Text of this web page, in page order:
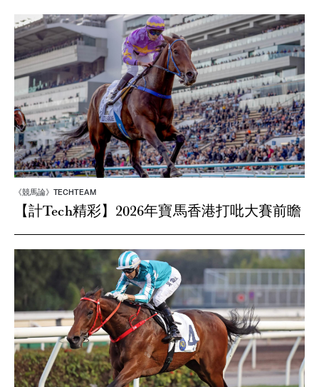
《競馬論》TECHTEAM
【計Tech精彩】2026年寶馬香港打吡大賽前瞻